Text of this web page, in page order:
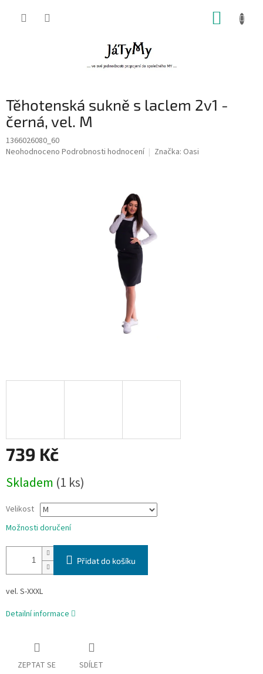
Těhotenská sukně s laclem 2v1 -
černá, vel. M
1366026080_60
Průměrné
Neohodnoceno Podrobnosti hodnocení Značka: Oasi
739 Kč
cena:
Skladem (1 ks)
Velikost
Možnosti doručení
Přidat do košíku
vel. S-XXXL
Detailní informace
ZEPTAT SE SDÍLET